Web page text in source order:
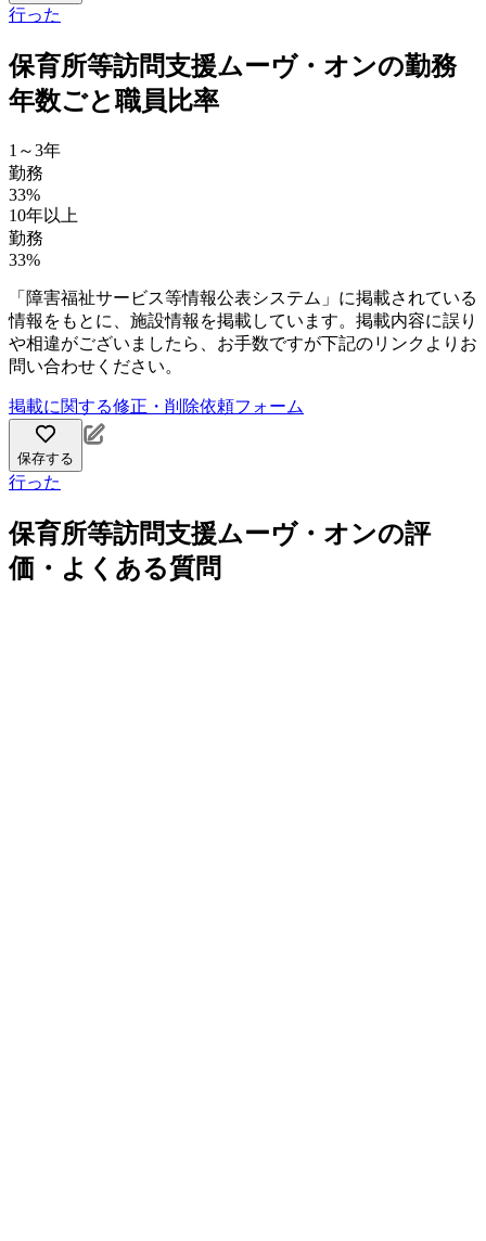
行った
保育所等訪問支援ムーヴ・オンの勤務
年数ごと職員比率
1～3年
勤務
33%
10年以上
勤務
33%
「障害福祉サービス等情報公表システム」に掲載されている
情報をもとに、施設情報を掲載しています。掲載内容に誤り
や相違がございましたら、お手数ですが下記のリンクよりお
問い合わせください。
掲載に関する修正・削除依頼フォーム
保存する
行った
保育所等訪問支援ムーヴ・オンの評
価・よくある質問